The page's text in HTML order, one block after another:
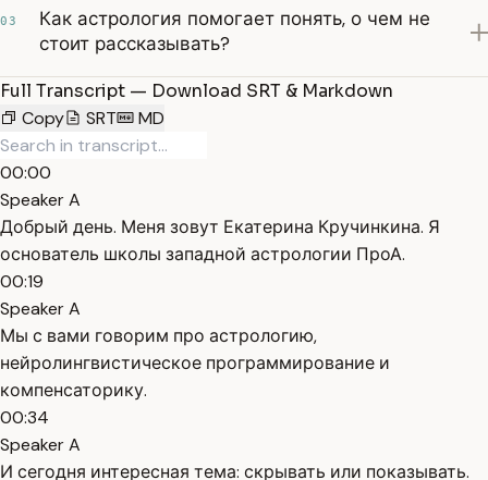
03
Как астрология помогает понять, о чем не
стоит рассказывать?
Full Transcript — Download SRT & Markdown
Copy
SRT MD
00:00
Speaker A
Добрый день. Меня зовут Екатерина Кручинкина. Я
основатель школы западной астрологии ПроА.
00:19
Speaker A
Мы с вами говорим про астрологию,
нейролингвистическое программирование и
компенсаторику.
00:34
Speaker A
И сегодня интересная тема: скрывать или показывать.